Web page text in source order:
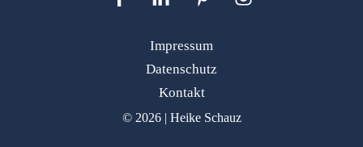
Impressum
Datenschutz
Kontakt
© 2026 | Heike Schauz